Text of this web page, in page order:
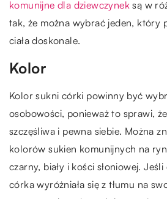
komunijne dla dziewczynek są w
tak, że można wybrać jeden, który
ciała doskonale.
Kolor
Kolor sukni córki powinny być
osobowości, ponieważ to sprawi,
szczęśliwa i pewna siebie. Można
kolorów sukien komunijnych na
czarny, biały i kości słoniowej.
córka wyróżniała się z tłumu na